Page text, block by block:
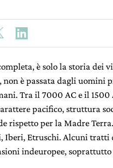
è solo la storia dei
non è passata dagli uomini
Tra il 7000 AC e il 1500
pacifico, struttura
rispetto per la Madre
Iberi, Etruschi. Alcuni tratti
indeuropee,